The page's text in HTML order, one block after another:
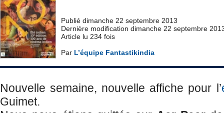
Publié dimanche 22 septembre 2013
Dernière modification dimanche 22 septembre
Article lu 234 fois
Par L’équipe Fantastikindia
Nouvelle semaine, nouvelle affiche pour l’
Guimet.